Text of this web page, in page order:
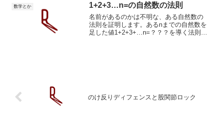
そうでしたが、交換法...
数学とか 1+2+3…n=の自然数の法則
名前があるのかは不明な、ある自然数の
法則を証明します。あるnまでの自然数を
足した値1+2+3+…n=？？？を導く法則。
のけ反りディフェンスと股関節ロック